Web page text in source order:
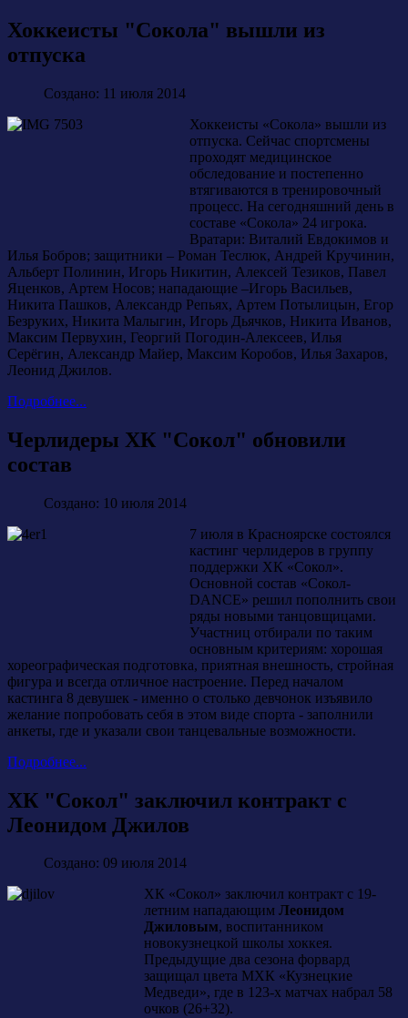
Хоккеисты "Сокола" вышли из
отпуска
Создано: 11 июля 2014
Хоккеисты «Сокола» вышли из
отпуска. Сейчас спортсмены
проходят медицинское
обследование и постепенно
втягиваются в тренировочный
процесс. На сегодняшний день в
составе «Сокола» 24 игрока.
Вратари: Виталий Евдокимов и
Илья Бобров; защитники – Роман Теслюк, Андрей Кручинин,
Альберт Полинин, Игорь Никитин, Алексей Тезиков, Павел
Яценков, Артем Носов; нападающие –Игорь Васильев,
Никита Пашков, Александр Репьях, Артем Потылицын, Егор
Безруких, Никита Малыгин, Игорь Дьячков, Никита Иванов,
Максим Первухин, Георгий Погодин-Алексеев, Илья
Серёгин, Александр Майер, Максим Коробов, Илья Захаров,
Леонид Джилов.
Подробнее...
Черлидеры ХК "Сокол" обновили
состав
Создано: 10 июля 2014
7 июля в Красноярске состоялся
кастинг черлидеров в группу
поддержки ХК «Сокол».
Основной состав «Сокол-
DANCE» решил пополнить свои
ряды новыми танцовщицами.
Участниц отбирали по таким
основным критериям: хорошая
хореографическая подготовка, приятная внешность, стройная
фигура и всегда отличное настроение. Перед началом
кастинга 8 девушек - именно о столько девчонок изъявило
желание попробовать себя в этом виде спорта - заполнили
анкеты, где и указали свои танцевальные возможности.
Подробнее...
ХК "Сокол" заключил контракт с
Леонидом Джилов
Создано: 09 июля 2014
ХК «Сокол» заключил контракт с 19-
летним нападающим Леонидом
Джиловым, воспитанником
новокузнецкой школы хоккея.
Предыдущие два сезона форвард
защищал цвета МХК «Кузнецкие
Медведи», где в 123-х матчах набрал 58
очков (26+32).